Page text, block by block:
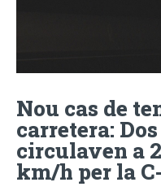
Nou cas de
carretera:
circulaven a
km/h per la